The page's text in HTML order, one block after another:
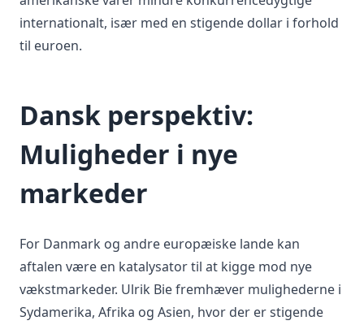
internationalt, især med en stigende dollar i forhold
til euroen.
Dansk perspektiv:
Muligheder i nye
markeder
For Danmark og andre europæiske lande kan
aftalen være en katalysator til at kigge mod nye
vækstmarkeder. Ulrik Bie fremhæver mulighederne i
Sydamerika, Afrika og Asien, hvor der er stigende